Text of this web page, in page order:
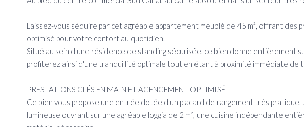
Laissez-vous séduire par cet agréable appartement meublé de 45 m², offrant
optimisé pour votre confort au quotidien.
Situé au sein d'une résidence de standing sécurisée, ce bien donne entièrement
profiterez ainsi d'une tranquillité optimale tout en étant à proximité immédiate de
PRESTATIONS CLÉS EN MAIN ET AGENCEMENT OPTIMISÉ
Ce bien vous propose une entrée dotée d'un placard de rangement très pratique,
lumineuse ouvrant sur une agréable loggia de 2 m², une cuisine indépendante